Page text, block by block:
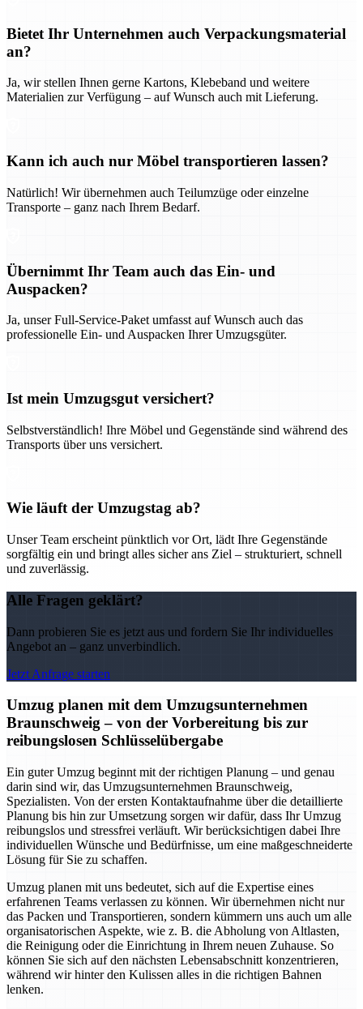
Bietet Ihr Unternehmen auch Verpackungsmaterial
an?
Ja, wir stellen Ihnen gerne Kartons, Klebeband und weitere
Materialien zur Verfügung – auf Wunsch auch mit Lieferung.
Kann ich auch nur Möbel transportieren lassen?
Natürlich! Wir übernehmen auch Teilumzüge oder einzelne
Transporte – ganz nach Ihrem Bedarf.
Übernimmt Ihr Team auch das Ein- und
Auspacken?
Ja, unser Full-Service-Paket umfasst auf Wunsch auch das
professionelle Ein- und Auspacken Ihrer Umzugsgüter.
Ist mein Umzugsgut versichert?
Selbstverständlich! Ihre Möbel und Gegenstände sind während des
Transports über uns versichert.
Wie läuft der Umzugstag ab?
Unser Team erscheint pünktlich vor Ort, lädt Ihre Gegenstände
sorgfältig ein und bringt alles sicher ans Ziel – strukturiert, schnell
und zuverlässig.
Alle Fragen geklärt?
Dann probieren Sie es jetzt aus und fordern Sie Ihr individuelles
Angebot an – ganz unverbindlich.
Jetzt Anfrage starten
Umzug planen mit dem Umzugsunternehmen
Braunschweig – von der Vorbereitung bis zur
reibungslosen Schlüsselübergabe
Ein guter Umzug beginnt mit der richtigen Planung – und genau
darin sind wir, das Umzugsunternehmen Braunschweig,
Spezialisten. Von der ersten Kontaktaufnahme über die detaillierte
Planung bis hin zur Umsetzung sorgen wir dafür, dass Ihr Umzug
reibungslos und stressfrei verläuft. Wir berücksichtigen dabei Ihre
individuellen Wünsche und Bedürfnisse, um eine maßgeschneiderte
Lösung für Sie zu schaffen.
Umzug planen mit uns bedeutet, sich auf die Expertise eines
erfahrenen Teams verlassen zu können. Wir übernehmen nicht nur
das Packen und Transportieren, sondern kümmern uns auch um alle
organisatorischen Aspekte, wie z. B. die Abholung von Altlasten,
die Reinigung oder die Einrichtung in Ihrem neuen Zuhause. So
können Sie sich auf den nächsten Lebensabschnitt konzentrieren,
während wir hinter den Kulissen alles in die richtigen Bahnen
lenken.